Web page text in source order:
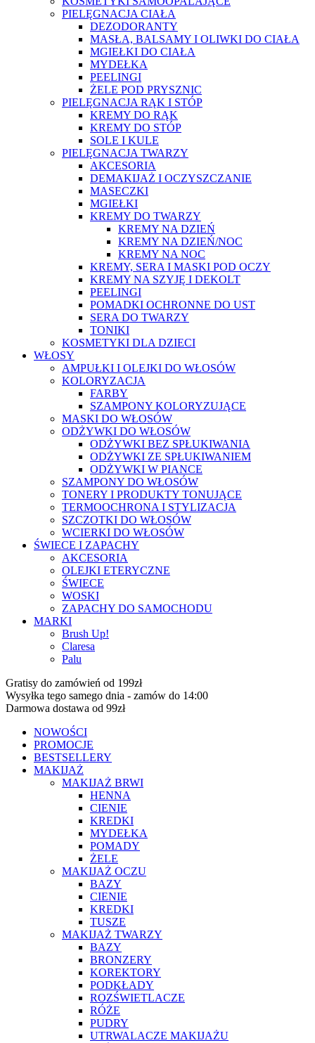
PIELĘGNACJA CIAŁA
DEZODORANTY
MASŁA, BALSAMY I OLIWKI DO CIAŁA
MGIEŁKI DO CIAŁA
MYDEŁKA
PEELINGI
ŻELE POD PRYSZNIC
PIELĘGNACJA RĄK I STÓP
KREMY DO RĄK
KREMY DO STÓP
SOLE I KULE
PIELĘGNACJA TWARZY
AKCESORIA
DEMAKIJAŻ I OCZYSZCZANIE
MASECZKI
MGIEŁKI
KREMY DO TWARZY
KREMY NA DZIEŃ
KREMY NA DZIEŃ/NOC
KREMY NA NOC
KREMY, SERA I MASKI POD OCZY
KREMY NA SZYJĘ I DEKOLT
PEELINGI
POMADKI OCHRONNE DO UST
SERA DO TWARZY
TONIKI
KOSMETYKI DLA DZIECI
WŁOSY
AMPUŁKI I OLEJKI DO WŁOSÓW
KOLORYZACJA
FARBY
SZAMPONY KOLORYZUJĄCE
MASKI DO WŁOSÓW
ODŻYWKI DO WŁOSÓW
ODŻYWKI BEZ SPŁUKIWANIA
ODŻYWKI ZE SPŁUKIWANIEM
ODŻYWKI W PIANCE
SZAMPONY DO WŁOSÓW
TONERY I PRODUKTY TONUJĄCE
TERMOOCHRONA I STYLIZACJA
SZCZOTKI DO WŁOSÓW
WCIERKI DO WŁOSÓW
ŚWIECE I ZAPACHY
AKCESORIA
OLEJKI ETERYCZNE
ŚWIECE
WOSKI
ZAPACHY DO SAMOCHODU
MARKI
Brush Up!
Claresa
Palu
Gratisy do zamówień od 199zł
Wysyłka tego samego dnia - zamów do 14:00
Darmowa dostawa od 99zł
NOWOŚCI
PROMOCJE
BESTSELLERY
MAKIJAŻ
MAKIJAŻ BRWI
HENNA
CIENIE
KREDKI
MYDEŁKA
POMADY
ŻELE
MAKIJAŻ OCZU
BAZY
CIENIE
KREDKI
TUSZE
MAKIJAŻ TWARZY
BAZY
BRONZERY
KOREKTORY
PODKŁADY
ROZŚWIETLACZE
RÓŻE
PUDRY
UTRWALACZE MAKIJAŻU